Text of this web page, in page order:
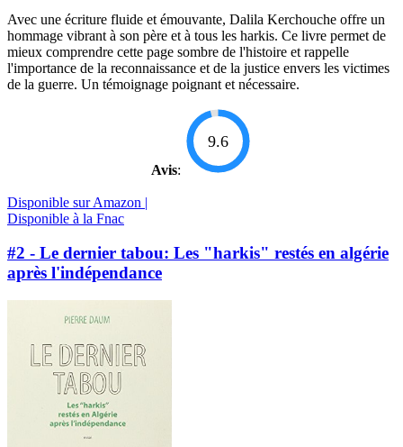
Avec une écriture fluide et émouvante, Dalila Kerchouche offre un
hommage vibrant à son père et à tous les harkis. Ce livre permet de
mieux comprendre cette page sombre de l'histoire et rappelle
l'importance de la reconnaissance et de la justice envers les victimes
de la guerre. Un témoignage poignant et nécessaire.
Avis:
9.6
Disponible sur Amazon |
Disponible à la Fnac
#2 - Le dernier tabou: Les "harkis" restés en algérie
après l'indépendance